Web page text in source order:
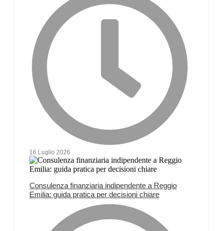
16 Luglio 2026
Consulenza finanziaria indipendente a Reggio
Emilia: guida pratica per decisioni chiare